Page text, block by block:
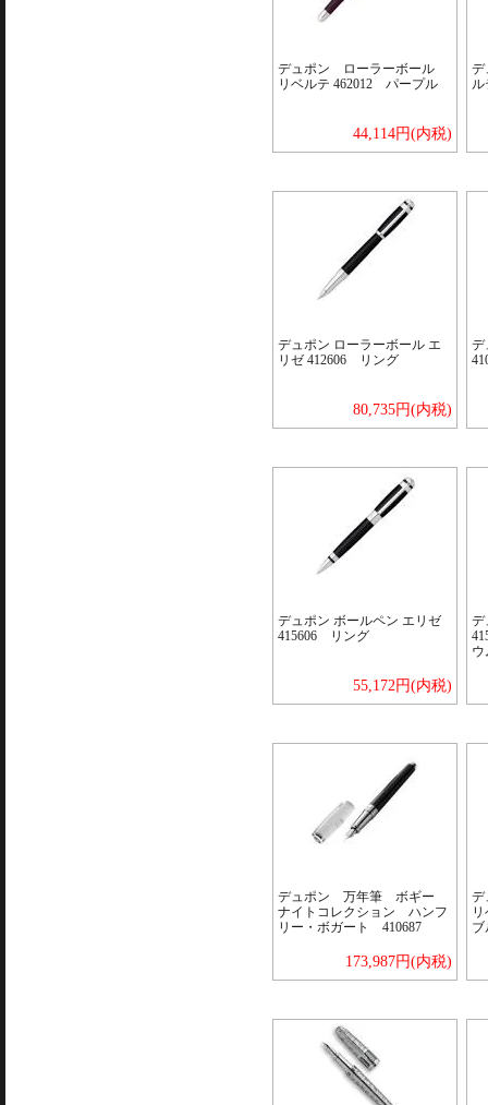
デュポン ローラーボール
リベルテ 462012 パープル
44,114円(内税)
デュポン ローラーボール エ
リゼ 412606 リング
80,735円(内税)
デ
デュポン ボールペン エリゼ
415606 リング
55,172円(内税)
デ
ウ
デュポン 万年筆 ボギー
ナイトコレクション ハンフ
リー・ボガート 410687
173,987円(内税)
デ
ブ